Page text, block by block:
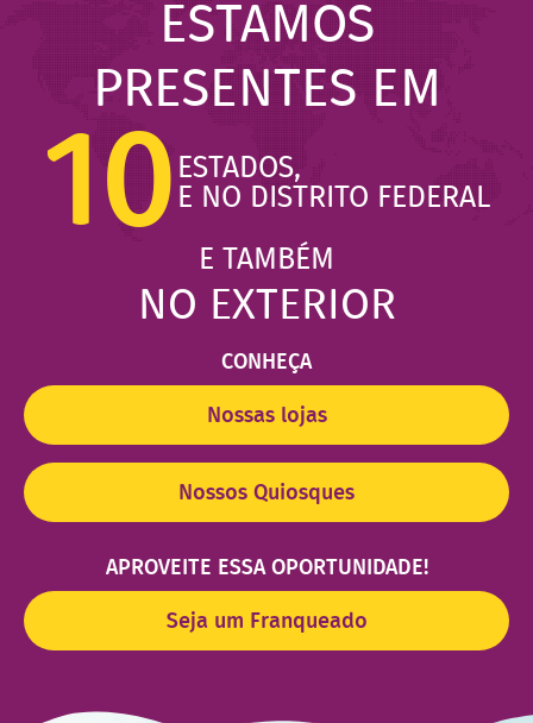
CONHEÇA
Nossas lojas
ESTAMOS
PRESENTES EM
10 ESTADOS,
E NO DISTRITO FEDERAL
E TAMBÉM
NO EXTERIOR
Nossos Quiosques
APROVEITE ESSA OPORTUNIDADE!
Seja um Franqueado